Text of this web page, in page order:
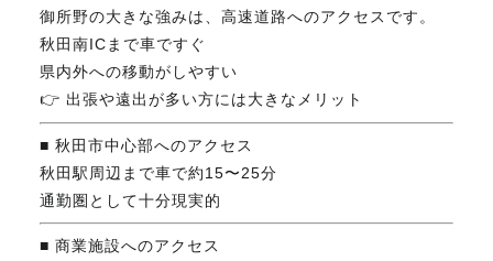
御所野の大きな強みは、高速道路へのアクセスです。
秋田南ICまで車ですぐ
県内外への移動がしやすい
👉 出張や遠出が多い方には大きなメリット
■ 秋田市中心部へのアクセス
秋田駅周辺まで車で約15〜25分
通勤圏として十分現実的
■ 商業施設へのアクセス